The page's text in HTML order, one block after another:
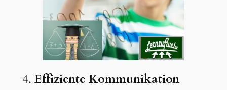
4.Effiziente Kommunikation